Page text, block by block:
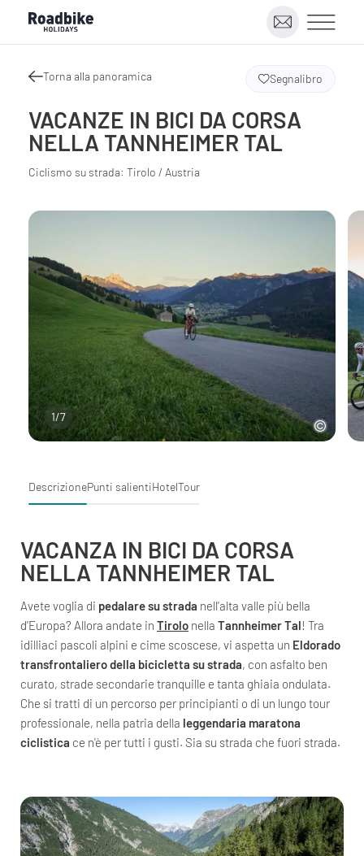
Torna alla panoramica
VACANZE IN BICI DA CORSA
NELLA TANNHEIMER TAL
Ciclismo su strada: Tirolo / Austria
Segnalibro
1/7
DescrizionePunti salientiHotelTour
VACANZA IN BICI DA CORSA
NELLA TANNHEIMER TAL
Avete voglia di pedalare su strada nell'alta valle più bella
d'Europa? Allora andate in Tirolo nella Tannheimer Tal! Tra
idilliaci pascoli alpini e cime scoscese, vi aspetta un Eldorado
transfrontaliero della bicicletta su strada, con asfalto ben
curato, strade secondarie tranquille e tanta ghiaia ondulata.
Che si tratti di un percorso per principianti o di un lungo tour
professionale, nella patria della leggendaria maratona
ciclistica ce n'è per tutti i gusti. Sia su strada che fuori strada.